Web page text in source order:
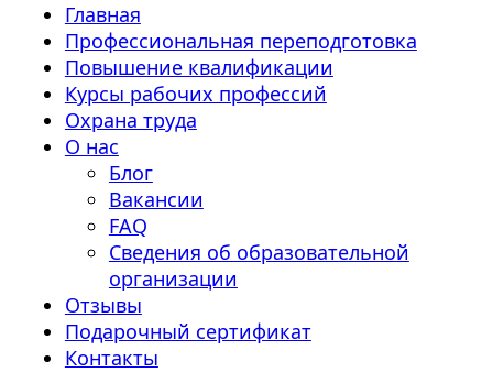
Главная
Профессиональная переподготовка
Повышение квалификации
Курсы рабочих профессий
Охрана труда
О нас
Блог
Вакансии
FAQ
Сведения об образовательной
организации
Отзывы
Подарочный сертификат
Контакты